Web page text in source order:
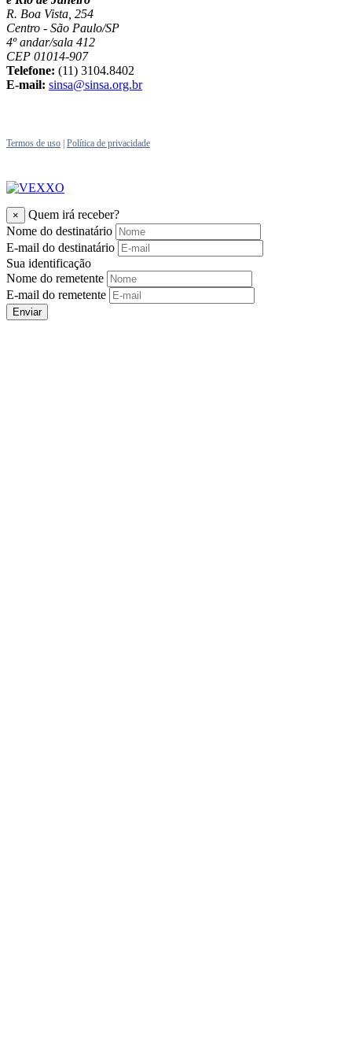
R. Boa Vista, 254
Centro - São Paulo/SP
4º andar/sala 412
CEP 01014-907
Telefone: (11) 3104.8402
E-mail: sinsa@sinsa.org.br
Termos de uso | Política de privacidade
×
Quem irá receber?
Nome do destinatário
E-mail do destinatário
Sua identificação
Nome do remetente
E-mail do remetente
Enviar